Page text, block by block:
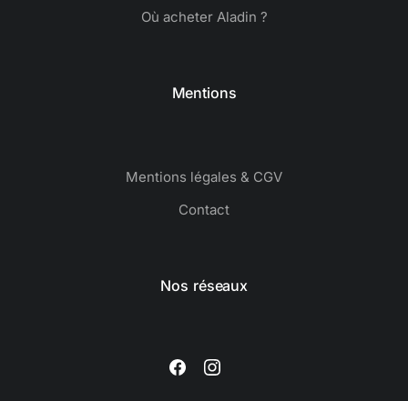
Où acheter Aladin ?
Mentions
Mentions légales & CGV
Contact
Nos réseaux